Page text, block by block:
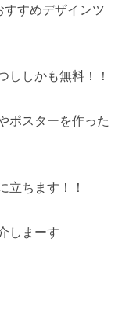
すめデザインツ
ししかも無料！！
ポスターを作った
立ちます！！
しまーす